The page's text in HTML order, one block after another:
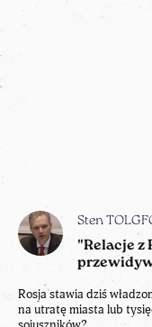
Sten
"Relacje z
Rosja stawia dziś
na utratę miasta lub